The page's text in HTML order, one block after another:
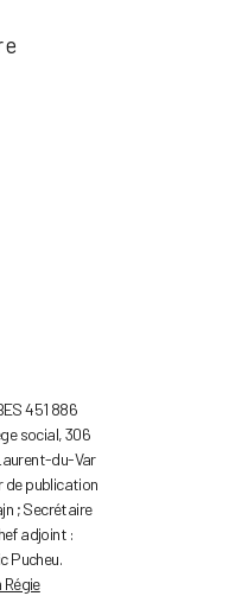
451 886
social, 306
du-Var
de publication
; Secrétaire
adjoint :
Pucheu.
Régie